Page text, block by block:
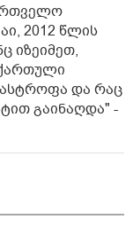
2012 წლის
იზეიმეთ,
და რაც
გაინაღდა" -